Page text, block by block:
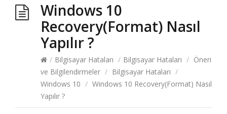
Windows 10
Recovery(Format) Nasıl
Yapılır ?
/ Bilgisayar Hataları / Bilgisayar Hataları / Öneri
ve Bilgilendirmeler / Bilgisayar Hataları /
Windows 10 / Windows 10 Recovery(Format) Nasıl
Yapılır ?